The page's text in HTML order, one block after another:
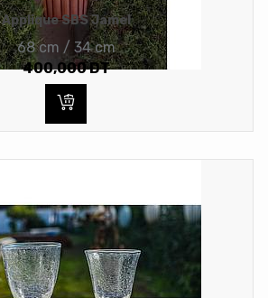
Applique SBS Jamel
68 cm / 34 cm
400,000DT